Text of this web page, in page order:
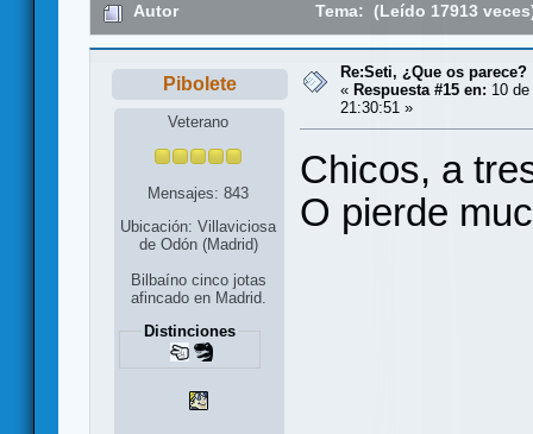
Autor Tema: (Leído 17913
Pibolete
Veterano
Mensajes: 843
Ubicación: Villaviciosa
de Odón (Madrid)
Bilbaíno cinco jotas
afincado en Madrid.
Distinciones
Re:Seti, ¿Que os parece?
« Respuesta #15 en: 10
21:30:51 »
Chicos, a
O pierde